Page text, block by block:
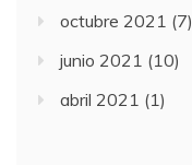
octubre 2021 (7)
junio 2021 (10)
abril 2021 (1)